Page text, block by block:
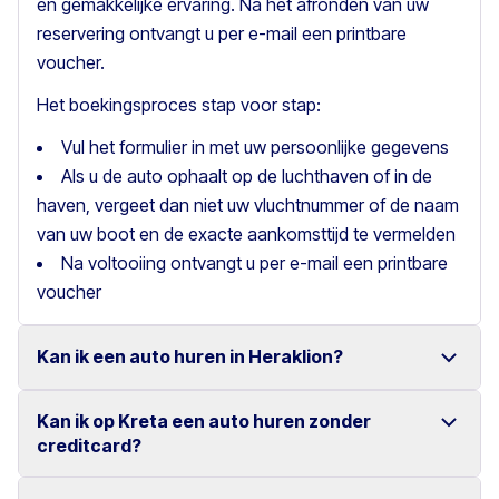
en gemakkelijke ervaring. Na het afronden van uw
reservering ontvangt u per e-mail een printbare
voucher.
Het boekingsproces stap voor stap:
Vul het formulier in met uw persoonlijke gegevens
Als u de auto ophaalt op de luchthaven of in de
haven, vergeet dan niet uw vluchtnummer of de naam
van uw boot en de exacte aankomsttijd te vermelden
Na voltooiing ontvangt u per e-mail een printbare
voucher
Kan ik een auto huren in Heraklion?
Ja, wij bieden autoverhuur in Heraklion met een ruime
Kan ik op Kreta een auto huren zonder
creditcard?